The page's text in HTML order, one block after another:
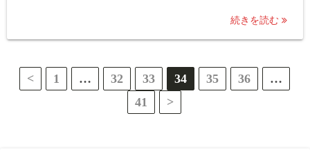
続きを読む
< 1 … 32 33 34 35 36
…
41
>